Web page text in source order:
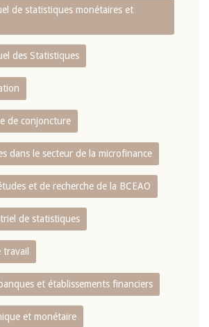
de statistiques monétaires et
des Statistiques
de conjoncture
dans le secteur de la microfinance
et de recherche de la BCEAO
de statistiques
et établissements financiers
et monétaire